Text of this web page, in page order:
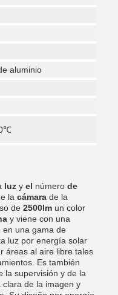
aluminio
luz y el número de
la cámara de la
de 2500lm un color
y viene con una
en una gama de
luz por energía solar
áreas al aire libre tales
Es también
la supervisión y de la
de la imagen y